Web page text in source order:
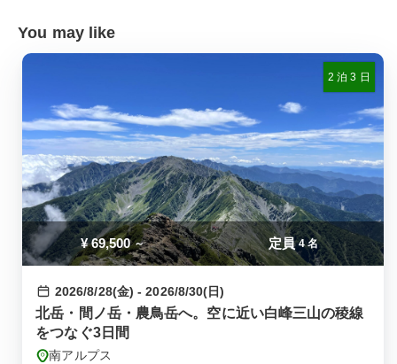
You may like
¥ 69,500 ～ 定員 4 名
2 泊 3 日
2026/8/28(金) - 2026/8/30(日)
北岳・間ノ岳・農鳥岳へ。空に近い白峰三山の稜線
をつなぐ3日間
南アルプス